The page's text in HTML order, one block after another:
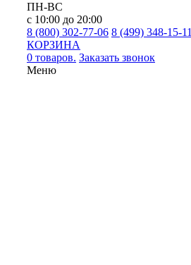
ПН-ВС
с 10:00 до 20:00
8 (800) 302-77-06 8 (499) 348-15-11
КОРЗИНА
0 товаров. Заказать звонок
Меню